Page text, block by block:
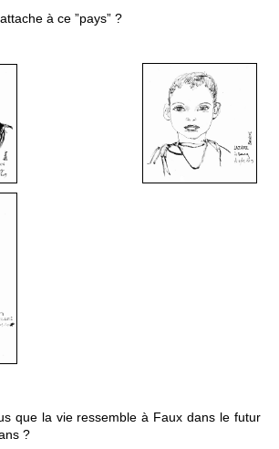
à ce ”pays” ?
que la vie ressemble à Faux dans le futur
?